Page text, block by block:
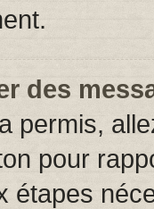
des
permis,
pour
étapes